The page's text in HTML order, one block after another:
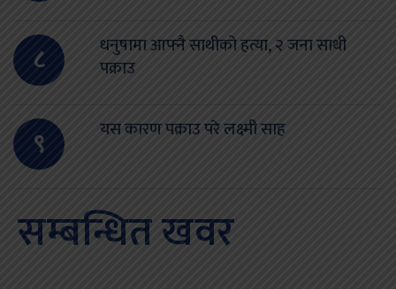
८
धनुषामा आफ्नै साथीको हत्या, २ जना साथी
पक्राउ
९ यस कारण पक्राउ परे लक्ष्मी साह
सम्बन्धित खवर